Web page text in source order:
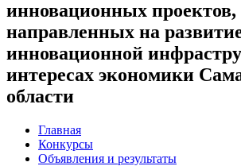
инновационных проектов,
направленных на
инновационной
интересах экономики
области
Главная
Конкурсы
Объявления и результаты